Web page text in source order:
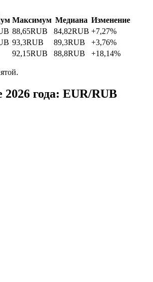
Максимум Медиана Изменение
88,65RUB 84,82RUB +7,27%
93,3RUB 89,3RUB
+3,76%
92,15RUB 88,8RUB +18,14%
года: EUR/RUB